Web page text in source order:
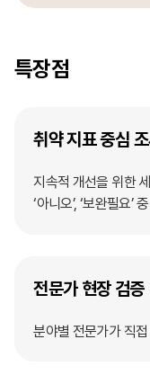
특장점
취약 지표 중심
지속적 개선을 위한
‘아니오’, ‘보완필요’
전문가 현장 검증
분야별 전문가가 직